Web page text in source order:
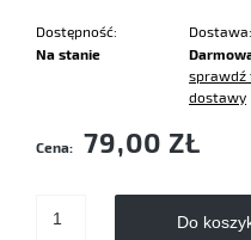
Dostępność:
Na stanie
Dostawa:
Cena nie zawierasprawdź
dostawy
Cena: 79,00 ZŁ
Do